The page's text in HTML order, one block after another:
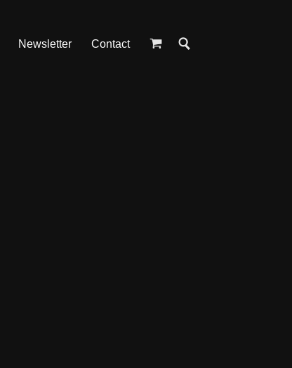
Newsletter Contact